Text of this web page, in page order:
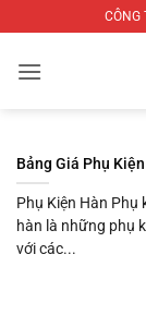
nội
CÔNG
Bảng Giá Phụ
Phụ Kiện Hàn Phụ
hàn là những phụ
với các...